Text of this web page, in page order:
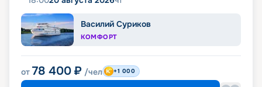
Василий Суриков
КОМФОРТ
от 78 400 ₽ /чел +1 000